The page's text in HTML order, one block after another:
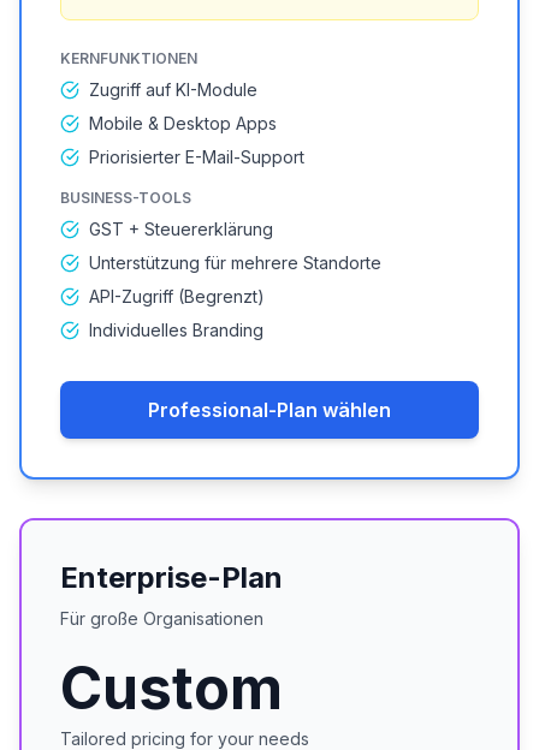
KERNFUNKTIONEN
Zugriff auf KI-Module
Mobile & Desktop Apps
Priorisierter E-Mail-Support
BUSINESS-TOOLS
GST + Steuererklärung
Unterstützung für mehrere Standorte
API-Zugriff (Begrenzt)
Individuelles Branding
Professional-Plan wählen
Enterprise-Plan
Für große Organisationen
Custom
Tailored pricing for your needs